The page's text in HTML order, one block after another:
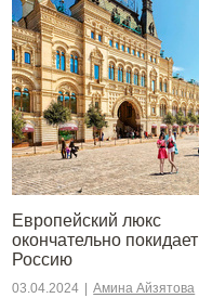
Европейский люкс
окончательно покидает
Россию
03.04.2024 Амина Айзятова